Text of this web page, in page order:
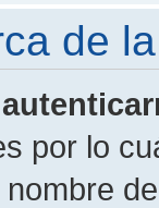
de
por lo